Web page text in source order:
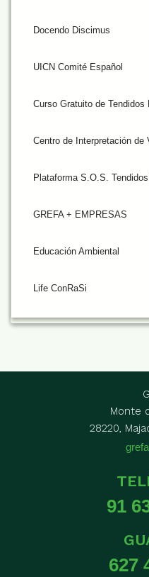
Docendo Discimus
UICN Comité Español
Curso Gratuito de
Centro de Interpretación de
Plataforma S.O.S.
GREFA + EMPRESAS
Educación Ambiental
Life ConRaSi
Monte
28220,
91
627